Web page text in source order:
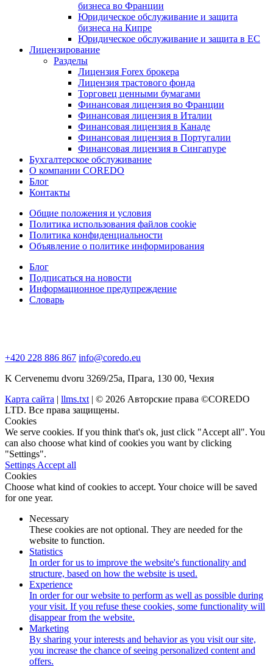
бизнеса во Франции
Юридическое обслуживание и защита
бизнеса на Кипре
Юридическое обслуживание и защита в ЕС
Лицензирование
Разделы
Лицензия Forex брокера
Лицензия трастового фонда
Торговец ценными бумагами
Финансовая лицензия во Франции
Финансовая лицензия в Италии
Финансовая лицензия в Канаде
Финансовая лицензия в Португалии
Финансовая лицензия в Сингапуре
Бухгалтерское обслуживание
О компании COREDO
Блог
Контакты
Общие положения и условия
Политика использования файлов cookie
Политика конфиденциальности
Объявление о политике информирования
Блог
Подписаться на новости
Информационное предупреждение
Словарь
+420 228 886 867 info@coredo.eu
K Cervenemu dvoru 3269/25a, Прага, 130 00, Чехия
Карта сайта | llms.txt | © 2026 Авторские права ©COREDO
LTD. Все права защищены.
Cookies
We serve cookies. If you think that's ok, just click "Accept all". You
can also choose what kind of cookies you want by clicking
"Settings".
Settings Accept all
Cookies
Choose what kind of cookies to accept. Your choice will be saved
for one year.
Necessary
These cookies are not optional. They are needed for the
website to function.
Statistics
In order for us to improve the website's functionality and
structure, based on how the website is used.
Experience
In order for our website to perform as well as possible during
your visit. If you refuse these cookies, some functionality will
disappear from the website.
Marketing
By sharing your interests and behavior as you visit our site,
you increase the chance of seeing personalized content and
offers.